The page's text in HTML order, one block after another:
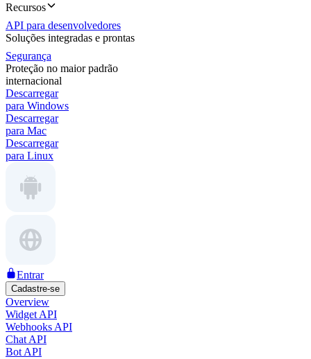
Recursos
API para desenvolvedores
Soluções integradas e prontas
Segurança
Proteção no maior padrão
internacional
Descarregar
para Windows
Descarregar
para Mac
Descarregar
para Linux
Entrar
Cadastre-se
Overview
Widget API
Webhooks API
Chat API
Bot API